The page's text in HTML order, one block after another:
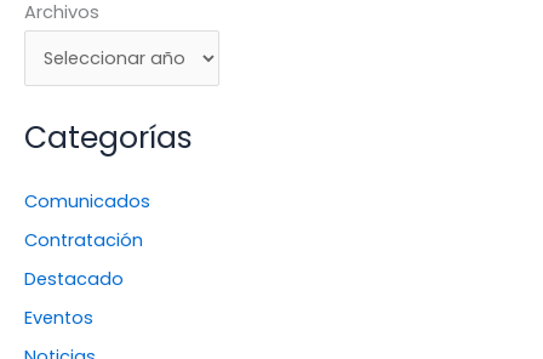
Archivos
Categorías
Comunicados
Contratación
Destacado
Eventos